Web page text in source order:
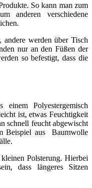
So kann man zum
anderen verschiedene
andere werden über Tisch
nur an den Füßen der
so befestigt, dass die
einem Polyestergemisch
ist, etwas Feuchtigkeit
schnell feucht abgewischt
Beispiel aus Baumwolle
Polsterung. Hierbei
dass längeres Sitzen